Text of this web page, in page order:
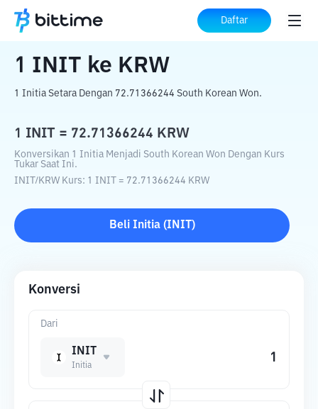
Daftar
Beranda Konverter Kripto ke KRW
1 INIT ke KRW
1 Initia Setara Dengan 72.71366244 South Korean Won.
1 INIT = 72.71366244 KRW
Konversikan 1 Initia Menjadi South Korean Won Dengan Kurs
Tukar Saat Ini.
INIT /KRW Kurs: 1 INIT = 72.71366244 KRW
Beli Initia(INIT )
Konversi
Dari
INIT
Initia